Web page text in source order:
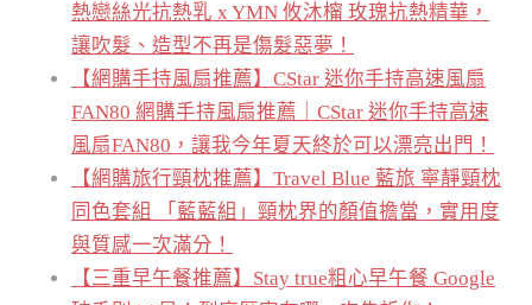
熱戀絲光抗熱乳 x YMN 攸沐橣 玫瑰抗熱精華，
讓吹髮、造型不再是傷髮惡夢！
【網購手持風扇推薦】CStar 迷你手持高速風扇
FAN80 網購手持風扇推薦｜CStar 迷你手持高速
風扇FAN80，讓我今年夏天終於可以漂亮出門！
【網購旅行頸枕推薦】Travel Blue 藍旅 寧靜頸枕
同色套組 「藍藍組」頸枕界的顏值擔當，實用度
與質感一次滿分！
【三重早午餐推薦】Stay true粗心早午餐 Google